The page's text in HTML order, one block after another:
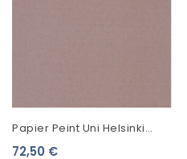
Papier Peint Uni Helsinki
Resolution Derby Vieux Rose
72,50 €